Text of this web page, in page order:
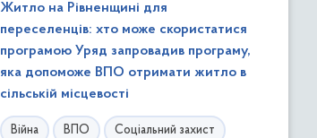
Житло на Рівненщині для
переселенців: хто може скористатися
програмою Уряд запровадив програму,
яка допоможе ВПО отримати житло в
сільській місцевості
Війна ВПО Соціальний захист